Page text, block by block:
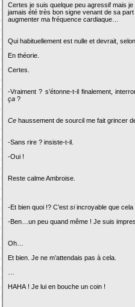
Certes je suis quelque peu agressif mais
jamais été très bon signe venant de sa
augmenter ma fréquence cardiaque…
Qui habituellement est nulle et devrait,
En théorie.
Certes.
-Vraiment ? s’étonne-t-il finalement,
ça ?
Ce haussement de sourcil me fait grincer
-Sans rire ? insiste-t-il.
-Oui !
Reste calme Ambroise.
-Et bien quoi !? C’est siincroyable que
-Ben…un peu quand même ! Je suis
Oh…
Et bien. Je ne m’attendais pas à cela.
HAHA ! Je lui en bouche un coin !